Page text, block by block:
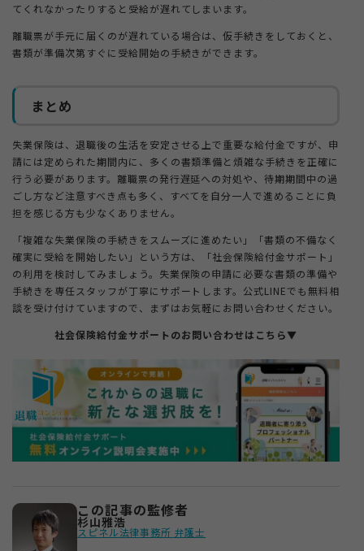
てくれなかったりすると受給が遅れてしまいます。
離職票が手元に届くのが遅れている場合は、仮手続きをしておくと、
書類が準備次第すぐに受給開始の手続きができます。
まとめ
失業保険は、退職後の生活を安定させる上で重要な給付金ですが、申
請には定められた期間内に、多くの書類準備と煩雑な手続きを正確に
行う必要があります。離職票の発行遅延への対処や、待期期間中の過
ごし方など注意すべき点も多く、すべてを自分一人で進めることに負
担を感じる方も少なくありません。
「複雑な失業保険の手続きをスムーズに進めたい」「書類の不備なく
確実に受給を開始したい」という方は、「社会保険給付金サポート」
の利用を検討してみましょう。失業保険の申請に必要な書類の準備や
手続きを専任スタッフが丁寧にサポートします。公式LINEでも無料相
談を受け付けていますので、まずはお気軽にお問い合わせください。
社会保険給付金サポートのお問い合わせはこちら▼
この記事の監修者
杉山雅浩
スピネル法律事務所 弁護士